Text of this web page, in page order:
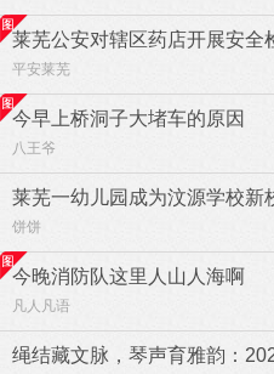
莱芜公安对辖区药店开展安全
平安莱芜
今早上桥洞子大堵车的原因
八王爷
莱芜一幼儿园成为汶源学校新
饼饼
今晚消防队这里人山人海啊
凡人凡语
绳结藏文脉，琴声育雅韵：